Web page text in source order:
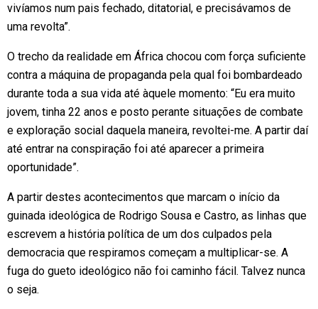
vivíamos num pais fechado, ditatorial, e precisávamos de
uma revolta”.
O trecho da realidade em África chocou com força suficiente
contra a máquina de propaganda pela qual foi bombardeado
durante toda a sua vida até àquele momento: “Eu era muito
jovem, tinha 22 anos e posto perante situações de combate
e exploração social daquela maneira, revoltei-me. A partir daí
até entrar na conspiração foi até aparecer a primeira
oportunidade”.
A partir destes acontecimentos que marcam o início da
guinada ideológica de Rodrigo Sousa e Castro, as linhas que
escrevem a história política de um dos culpados pela
democracia que respiramos começam a multiplicar-se. A
fuga do gueto ideológico não foi caminho fácil. Talvez nunca
o seja.